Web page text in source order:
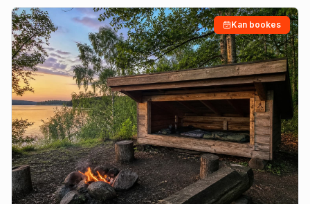
Kan bookes